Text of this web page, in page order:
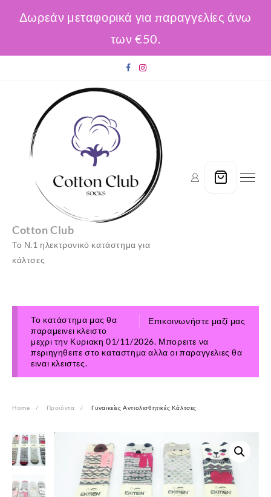
Δωρεάν μεταφορικά για παραγγελίες άνω
των €50.
Cotton Club
Το Ν.1 ηλεκτρονικό κατάστημα για
κάλτσες
Επικοινωνήστε μαζί μας
Το κατάστημα μας θα
παραμεινει κλειστο
μεχρι την Κυριακη 01/11/2026. Μπορειτε να
περιηγηθειτε στο καταστημα αλλα οι παραγγελιες θα
ειναι κλειστες.
Home Προϊόντα Γυναικείες Αντιολισθητικές Κάλτσες